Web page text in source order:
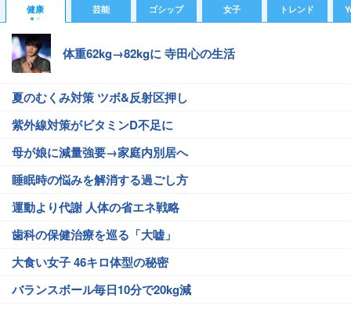
健康 芸能 ゴシップ 女子 トレンド
体重62kg→82kgに 寺田心の生活
夏のむくみ対策 ツボ&反射区押し
紫外線対策がビタミンD不足に
母が娘に減量強要→家庭内別居へ
睡眠時の悩みを解消する過ごし方
運動より代謝 人体の省エネ戦略
歯科の保健治療を巡る「大嘘」
大食い女子 46キロ体型の秘密
バランスボール毎日10分で20kg減